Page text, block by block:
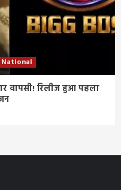
National
वापसी! रिलीज हुआ पहला